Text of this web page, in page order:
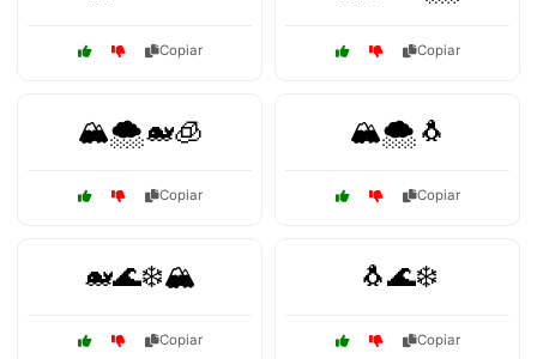
Copiar Copiar
🏔️🌨️🐋🧊
Copiar
🏔️🌨️🐧
Copiar
🐋🌊❄️🏔️
Copiar
🐧🌊❄️
Copiar